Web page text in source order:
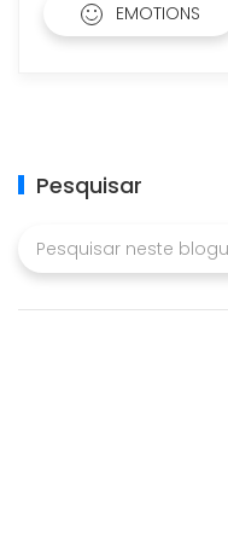
EMOTIONS
Pesquisar